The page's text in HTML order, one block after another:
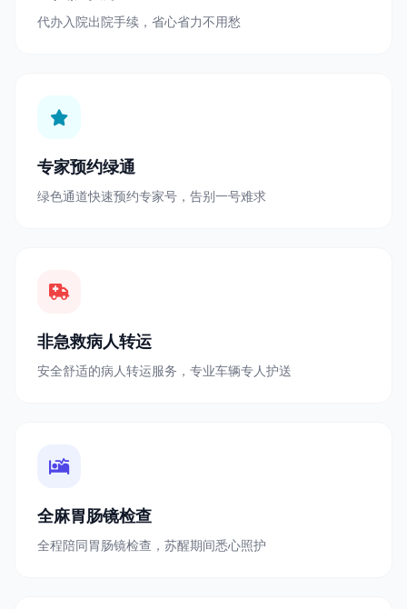
代办入院出院手续，省心省力不用愁
专家预约绿通
绿色通道快速预约专家号，告别一号难求
非急救病人转运
安全舒适的病人转运服务，专业车辆专人护送
全麻胃肠镜检查
全程陪同胃肠镜检查，苏醒期间悉心照护